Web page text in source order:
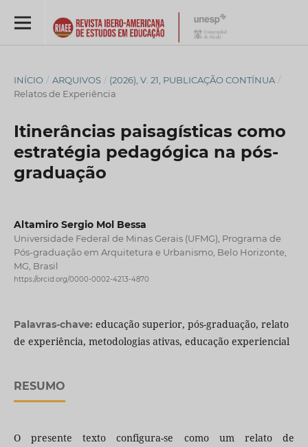
INÍCIO / ARQUIVOS / (2026), V. 21, PUBLICAÇÃO CONTÍNUA /
Relatos de Experiência
Itinerâncias paisagísticas como
estratégia pedagógica na pós-
graduação
Altamiro Sergio Mol Bessa
Universidade Federal de Minas Gerais (UFMG), Programa de
Pós-graduação em Arquitetura e Urbanismo, Belo Horizonte,
MG, Brasil
https://orcid.org/0000-0002-4213-4870
Palavras-chave: educação superior, pós-graduação, relato
de experiência, metodologias ativas, educação experiencial
RESUMO
O presente texto configura-se como um relato de